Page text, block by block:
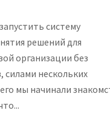
систему
решений для
организации без
силами нескольких
мы начинали